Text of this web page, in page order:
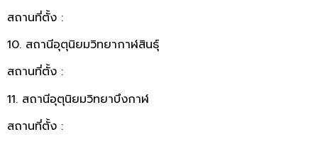
สถานที่ตั้ง :
10. สถานีอุตุนิยมวิทยากาฬสินธุ์
สถานที่ตั้ง :
11. สถานีอุตุนิยมวิทยาบึงกาฬ
สถานที่ตั้ง :